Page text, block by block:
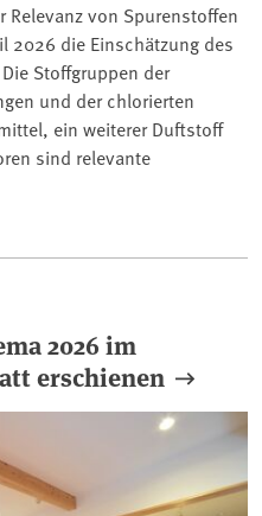
Relevanz von Spurenstoffen
2026 die Einschätzung des
Stoffgruppen der
und der chlorierten
ein weiterer Duftstoff
sind relevante
2026 im
erschienen